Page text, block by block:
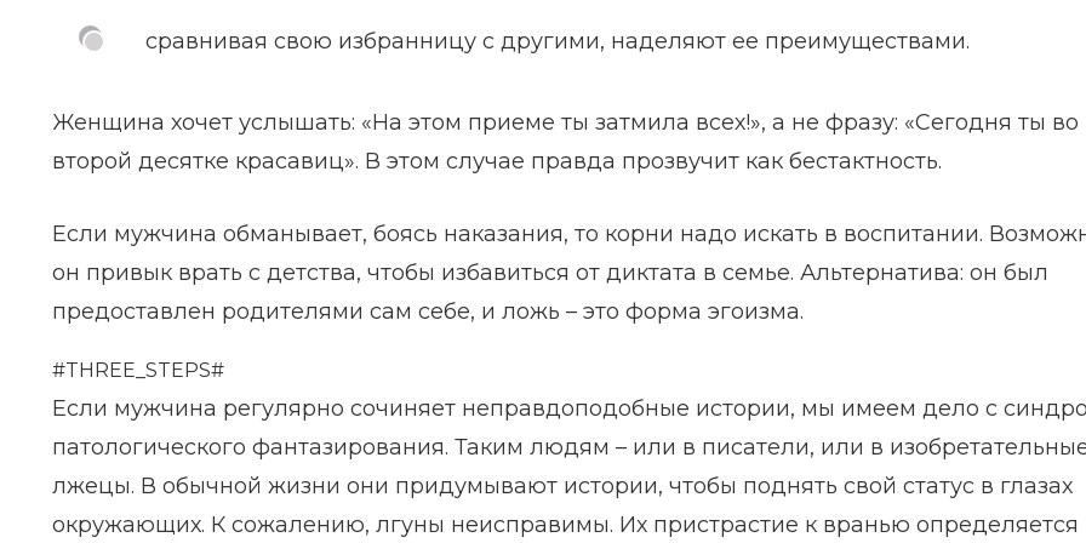
сравнивая свою избранницу с другими, наделяют ее преимуществами.
Женщина хочет услышать: «На этом приеме ты затмила всех!», а не фразу: «Сегодня ты во
второй десятке красавиц». В этом случае правда прозвучит как бестактность.
Если мужчина обманывает, боясь наказания, то корни надо искать в воспитании.
он привык врать с детства, чтобы избавиться от диктата в семье. Альтернатива: он был
предоставлен родителями сам себе, и ложь – это форма эгоизма.
#THREE_STEPS#
Если мужчина регулярно сочиняет неправдоподобные истории, мы имеем дело с
патологического фантазирования. Таким людям – или в писатели, или в
лжецы. В обычной жизни они придумывают истории, чтобы поднять свой статус в глазах
окружающих. К сожалению, лгуны неисправимы. Их пристрастие к вранью определяется